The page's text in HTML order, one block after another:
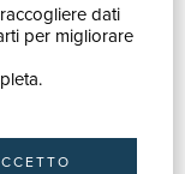
dati
per migliorare